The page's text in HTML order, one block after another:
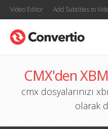
Video Editor Add Subtitles to
CMX'den
cmx dosyalarınızı
olarak